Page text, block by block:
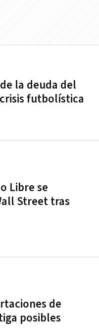
la deuda del
futbolística
Libre se
Street tras
de
posibles